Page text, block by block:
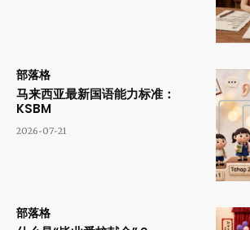
部落格
马来西亚最新国语能力标准：
KSBM
2026-07-21
部落格